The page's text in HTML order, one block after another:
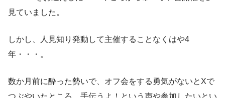
見ていました。
しかし、人見知り発動して主催することなくはや4
年・・・。
数か月前に酔った勢いで、オフ会をする勇気がないとXで
つぶやいたところ、手伝うよ！という声や参加したいとい